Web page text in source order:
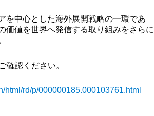
を中心とした海外展開戦略の一環であ
価値を世界へ発信する取り組みをさらに
確認ください。
html/rd/p/000000185.000103761.html